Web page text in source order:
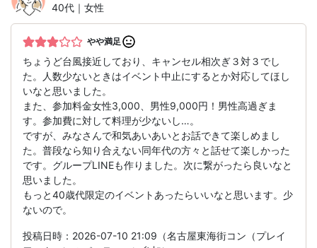
40代｜女性
やや満足
ちょうど台風接近しており、キャンセル相次ぎ３対３でし
た。人数少ないときはイベント中止にするとか対応してほし
いなと思いました。
また、参加料金女性3,000、男性9,000円！男性高過ぎま
す。参加費に対して料理が少ないし…。
ですが、みなさんで和気あいあいとお話できて楽しめまし
た。普段なら知り合えない同年代の方々と話せて楽しかった
です。グループLINEも作りました。次に繋がったら良いなと
思いました。
もっと40歳代限定のイベントあったらいいなと思います。少
ないので。
投稿日時：2026-07-10 21:09（名古屋東海街コン（プレイ